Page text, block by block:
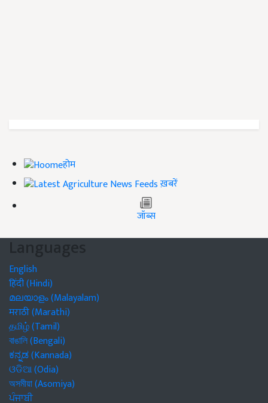
होम
ख़बरें
जॉब्स
Languages
English
हिंदी (Hindi)
മലയാളം (Malayalam)
मराठी (Marathi)
தமிழ் (Tamil)
বাঙালি (Bengali)
ಕನ್ನಡ (Kannada)
ଓଡିଆ (Odia)
অসমীয়া (Asomiya)
ਪੰਜਾਬੀ